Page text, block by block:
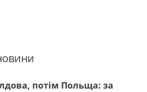
потім Польща: за